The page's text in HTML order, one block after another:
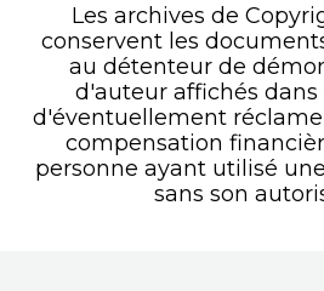
Les archives de
conservent les
au détenteur de
d'auteur affichés
d'éventuellement
compensation
personne ayant utilisé
sans son